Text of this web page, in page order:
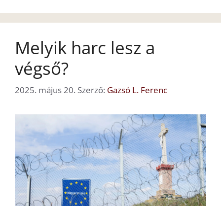
Melyik harc lesz a
végső?
2025. május 20. Szerző: Gazsó L. Ferenc